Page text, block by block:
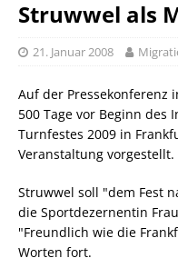
Struwwel als
21. Januar 2008
Auf der Pressekonferenz
500 Tage vor Beginn des
Turnfestes 2009 in
Veranstaltung vorgestellt.
Struwwel soll "dem Fest
die Sportdezernentin
"Freundlich wie die
Worten fort.